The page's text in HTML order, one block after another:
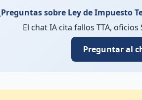
sobre Ley de Impuesto
El chat IA cita fallos TTA,
Preguntar al